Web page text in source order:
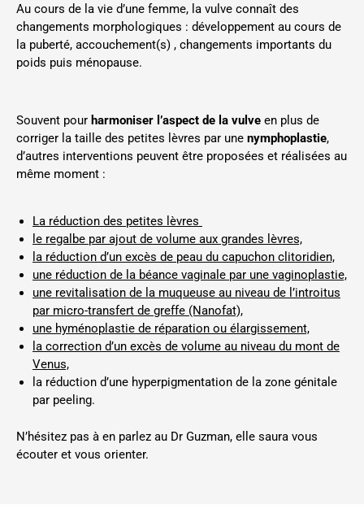
Au cours de la vie d’une femme, la vulve connaît des
changements morphologiques : développement au cours de
la puberté, accouchement(s) , changements importants du
poids puis ménopause.
Souvent pour harmoniser l’aspect de la vulve en plus de
corriger la taille des petites lèvres par une nymphoplastie,
d’autres interventions peuvent être proposées et réalisées au
même moment :
La réduction des petites lèvres
le regalbe par ajout de volume aux grandes lèvres,
la réduction d’un excès de peau du capuchon clitoridien,
une réduction de la béance vaginale par une vaginoplastie,
une revitalisation de la muqueuse au niveau de l’introitus
par micro-transfert de greffe (Nanofat),
une hyménoplastie de réparation ou élargissement,
la correction d’un excès de volume au niveau du mont de
Venus,
la réduction d’une hyperpigmentation de la zone génitale
par peeling.
N’hésitez pas à en parlez au Dr Guzman, elle saura vous
écouter et vous orienter.